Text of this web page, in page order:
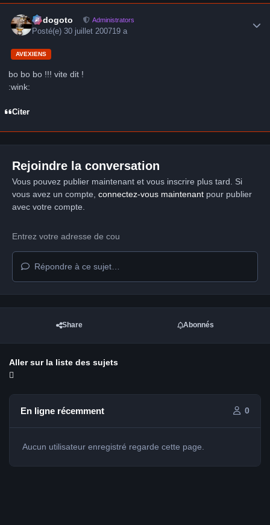
frédogoto Administrators
Posté(e)30 juillet 200719 a
AVEXIENS
bo bo bo !!! vite dit !
:wink:
Citer
Rejoindre la conversation
Vous pouvez publier maintenant et vous inscrire plus tard. Si
vous avez un compte, connectez-vous maintenantpour publier
avec votre compte.
Répondre à ce sujet…
Share Abonnés
Aller sur la liste des sujets
En ligne récemment 0
Aucun utilisateur enregistré regarde cette page.